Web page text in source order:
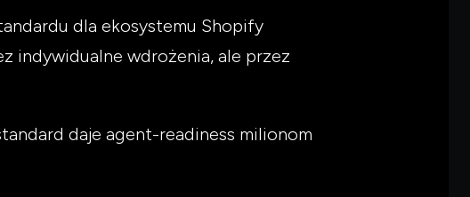
dla ekosystemu Shopify
indywidualne wdrożenia, ale przez
daje agent-readiness milionom